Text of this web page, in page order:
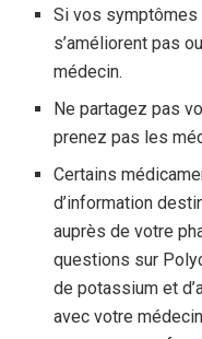
Si vos symptômes
s’améliorent pas
médecin.
Ne partagez pas
prenez pas les
Certains
d’information
auprès de votre
questions sur
de potassium et
avec votre